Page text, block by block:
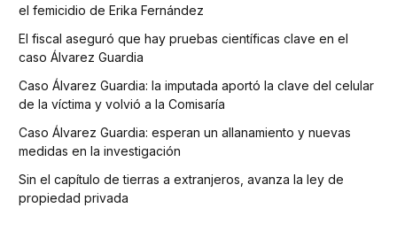
el femicidio de Erika Fernández
El fiscal aseguró que hay pruebas científicas clave en el
caso Álvarez Guardia
Caso Álvarez Guardia: la imputada aportó la clave del celular
de la víctima y volvió a la Comisaría
Caso Álvarez Guardia: esperan un allanamiento y nuevas
medidas en la investigación
Sin el capítulo de tierras a extranjeros, avanza la ley de
propiedad privada